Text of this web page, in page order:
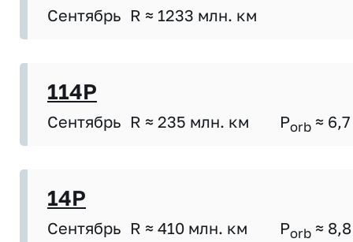
Сентябрь R ≈ 1233 млн. км
114P
Сентябрь R ≈ 235 млн. км Porb ≈ 6,7
14P
Сентябрь R ≈ 410 млн. км Porb ≈ 8,8